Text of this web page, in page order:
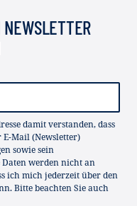
damit verstanden, dass
Mail (Newsletter)
sowie sein
werden nicht an
ich mich jederzeit über den
Bitte beachten Sie auch